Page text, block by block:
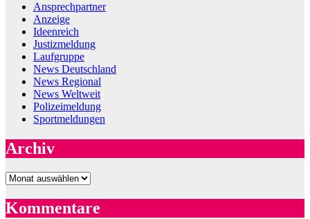
Ansprechpartner
Anzeige
Ideenreich
Justizmeldung
Laufgruppe
News Deutschland
News Regional
News Weltweit
Polizeimeldung
Sportmeldungen
Archiv
Archiv
Kommentare